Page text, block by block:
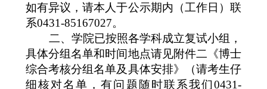
如有异议，请本人于公示期内（工作日）联
系0431-85167027。
二、学院已按照各学科成立复试小组，
具体分组名单和时间地点请见附件二《博士
综合考核分组名单及具体安排》（请考生仔
细核对名单，有问题随时联系我们0431-